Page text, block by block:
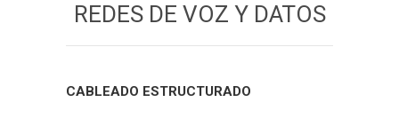
REDES DE VOZ Y DATOS
CABLEADO ESTRUCTURADO